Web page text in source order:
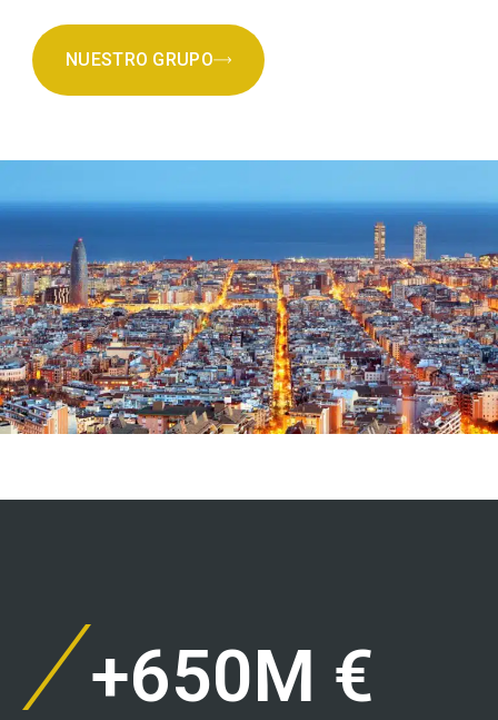
NUESTRO GRUPO
+650M €